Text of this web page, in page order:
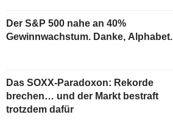
Der S&P 500 nahe an 40%
Gewinnwachstum. Danke, Alphabet.
Das SOXX-Paradoxon: Rekorde
brechen… und der Markt bestraft
trotzdem dafür